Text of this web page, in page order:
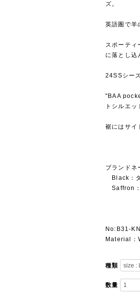
ズ。
英語圏で羊
スポーティ
に落とし込
24SSシー
"BAA
トシルエッ
裾にはサイ
ブランドネ
Black：
Saffron：
No:B31-
Material：
種類
数量